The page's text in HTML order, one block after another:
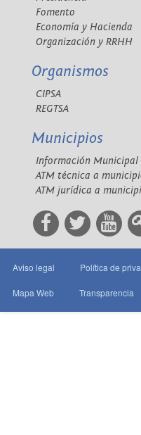
Fomento
Economía y Hacienda
Organización y RRHH
Organismos
CIPSA
REGTSA
Municipios
Información Municipal
ATM técnica a
ATM jurídica a
Aviso legal Política de
Mapa Web Transparencia